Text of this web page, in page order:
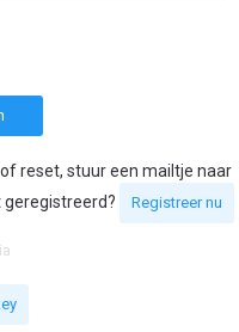
reset, stuur een mailtje naar
geregistreerd?
Registreer nu